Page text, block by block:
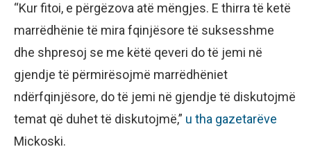
“Kur fitoi, e përgëzova atë mëngjes. E thirra të ketë
marrëdhënie të mira fqinjësore të suksesshme
dhe shpresoj se me këtë qeveri do të jemi në
gjendje të përmirësojmë marrëdhëniet
ndërfqinjësore, do të jemi në gjendje të diskutojmë
temat që duhet të diskutojmë,” u tha gazetarëve
Mickoski.